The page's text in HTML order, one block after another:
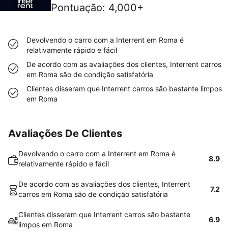
Pontuação: 4,000+
Devolvendo o carro com a Interrent em Roma é
relativamente rápido e fácil
De acordo com as avaliações dos clientes, Interrent carros
em Roma são de condição satisfatória
Clientes disseram que Interrent carros são bastante limpos
em Roma
Avaliações De Clientes
Devolvendo o carro com a Interrent em Roma é
relativamente rápido e fácil
8.9
De acordo com as avaliações dos clientes, Interrent
carros em Roma são de condição satisfatória
7.2
Clientes disseram que Interrent carros são bastante
limpos em Roma
6.9